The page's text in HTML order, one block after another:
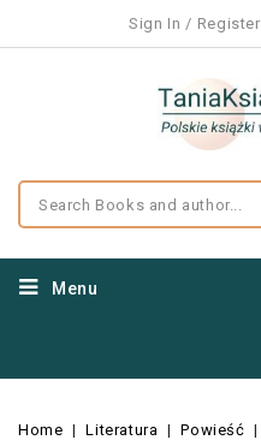
Sign In Register
Menu
Home Literatura Powieść